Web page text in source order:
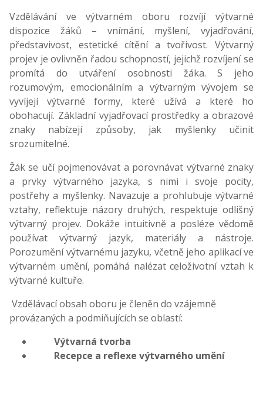
Vzdělávání ve výtvarném oboru rozvíjí výtvarné
dispozice žáků – vnímání, myšlení, vyjadřování,
představivost, estetické cítění a tvořivost. Výtvarný
projev je ovlivněn řadou schopností, jejichž rozvíjení se
promítá do utváření osobnosti žáka. S jeho
rozumovým, emocionálním a výtvarným vývojem se
vyvíjejí výtvarné formy, které užívá a které ho
obohacují. Základní vyjadřovací prostředky a obrazové
znaky nabízejí způsoby, jak myšlenky učinit
srozumitelné.
Žák se učí pojmenovávat a porovnávat výtvarné znaky
a prvky výtvarného jazyka, s nimi i svoje pocity,
postřehy a myšlenky. Navazuje a prohlubuje výtvarné
vztahy, reflektuje názory druhých, respektuje odlišný
výtvarný projev. Dokáže intuitivně a posléze vědomě
používat výtvarný jazyk, materiály a nástroje.
Porozumění výtvarnému jazyku, včetně jeho aplikací ve
výtvarném umění, pomáhá nalézat celoživotní vztah k
výtvarné kultuře.
Vzdělávací obsah oboru je členěn do vzájemně
provázaných a podmiňujících se oblastí:
Výtvarná tvorba
Recepce a reflexe výtvarného umění